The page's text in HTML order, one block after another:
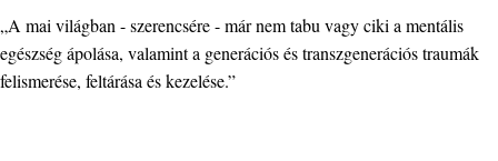
„A mai világban - szerencsére - már nem tabu vagy ciki a mentális
egészség ápolása, valamint a generációs és transzgenerációs traumák
felismerése, feltárása és kezelése.”